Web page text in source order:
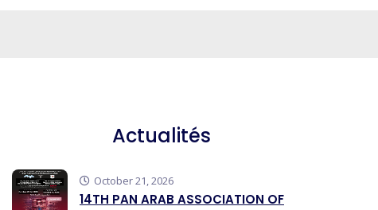
Actualités
October 21, 2026
14TH PAN ARAB ASSOCIATION OF